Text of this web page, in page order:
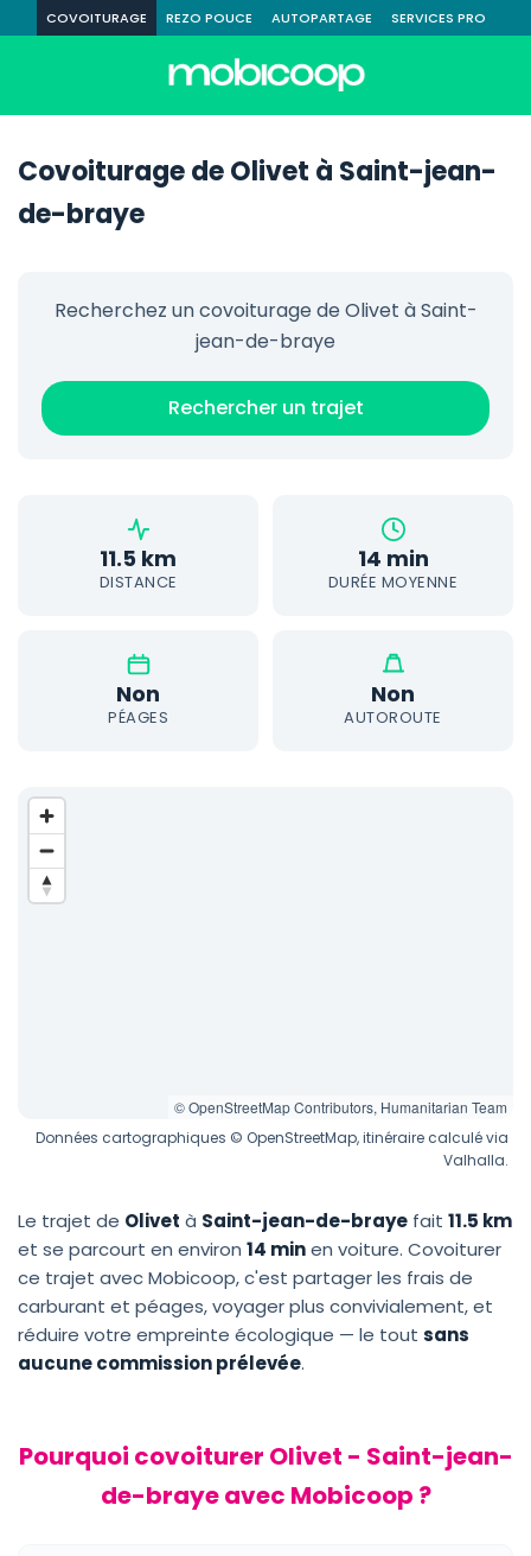
COVOITURAGE REZO POUCE AUTOPARTAGE SERVICES PRO
Covoiturage de Olivet à Saint-jean-
de-braye
Recherchez un covoiturage de Olivet à Saint-
jean-de-braye
Rechercher un trajet
11.5 km
DISTANCE
14 min
DURÉE MOYENNE
Non
PÉAGES
Non
AUTOROUTE
© OpenStreetMap Contributors, Humanitarian Team
Données cartographiques © OpenStreetMap, itinéraire calculé via
Valhalla.
Le trajet de Olivet à Saint-jean-de-braye fait 11.5 km
et se parcourt en environ 14 minen voiture. Covoiturer
ce trajet avec Mobicoop, c'est partager les frais de
carburant et péages, voyager plus convivialement, et
réduire votre empreinte écologique — le tout sans
aucune commission prélevée.
Pourquoi covoiturer Olivet - Saint-jean-
de-braye avec Mobicoop ?